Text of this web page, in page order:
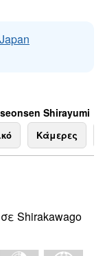
Japan
Shirayumi
Κάμερες
Shirakawago